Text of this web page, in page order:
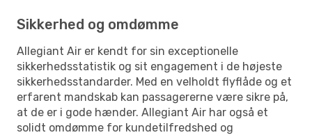
Sikkerhed og omdømme
Allegiant Air er kendt for sin exceptionelle
sikkerhedsstatistik og sit engagement i de højeste
sikkerhedsstandarder. Med en velholdt flyflåde og et
erfarent mandskab kan passagererne være sikre på,
at de er i gode hænder. Allegiant Air har også et
solidt omdømme for kundetilfredshed og